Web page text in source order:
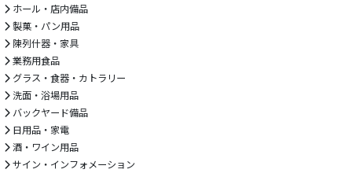
ホール・店内備品
製菓・パン用品
陳列什器・家具
業務用食品
グラス・食器・カトラリー
洗面・浴場用品
バックヤード備品
日用品・家電
酒・ワイン用品
サイン・インフォメーション